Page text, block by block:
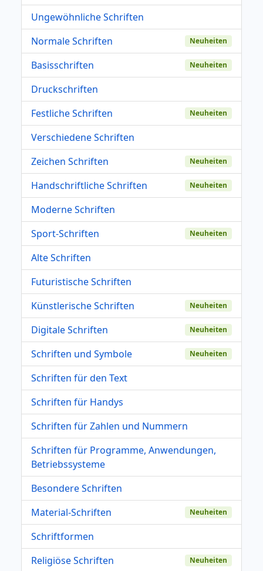
Ungewöhnliche Schriften
Normale Schriften
Neuheiten
Basisschriften Neuheiten
Druckschriften
Festliche Schriften
Neuheiten
Verschiedene Schriften
Zeichen Schriften
Neuheiten
Handschriftliche Schriften Neuheiten
Moderne Schriften
Sport-Schriften
Neuheiten
Alte Schriften
Futuristische Schriften
Künstlerische Schriften
Neuheiten
Digitale Schriften Neuheiten
Schriften und Symbole Neuheiten
Schriften für den Text
Schriften für Handys
Schriften für Zahlen und Nummern
Schriften für Programme, Anwendungen,
Betriebssysteme
Besondere Schriften
Material-Schriften
Neuheiten
Schriftformen
Religiöse Schriften
Neuheiten